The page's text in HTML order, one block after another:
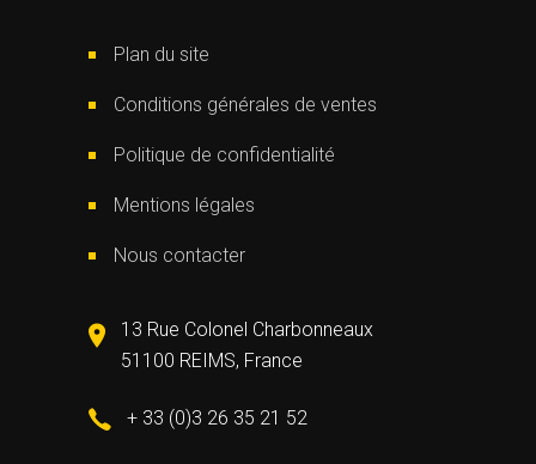
Plan du site
Conditions générales de ventes
Politique de confidentialité
Mentions légales
Nous contacter
13 Rue Colonel Charbonneaux
51100 REIMS, France
+ 33 (0)3 26 35 21 52